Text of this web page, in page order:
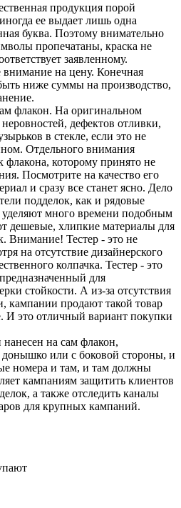
продукция порой
ее выдает лишь одна
буква. Поэтому внимательно
пропечатаны, краска не
заявленному.
на цену. Конечная
ниже суммы на производство,
флакон. На оригинальном
дефектов отливки,
в стекле, если это не
Отдельного внимания
флакона, которому принято не
Посмотрите на качество его
и сразу все станет ясно. Дело
подделок, как и рядовые
уделяют много времени подобным
дешевые, хлипкие материалы для
Внимание! Тестер - это не
на отсутствие дизайнерского
колпачка. Тестер - это
для
стойкости. А из-за отсутствия
кампании продают такой товар
И это отличный вариант покупки
на сам флакон,
или с боковой стороны, и
номера и там, и там должны
кампаниям защитить клиентов
а также отследить каналы
для крупных кампаний.